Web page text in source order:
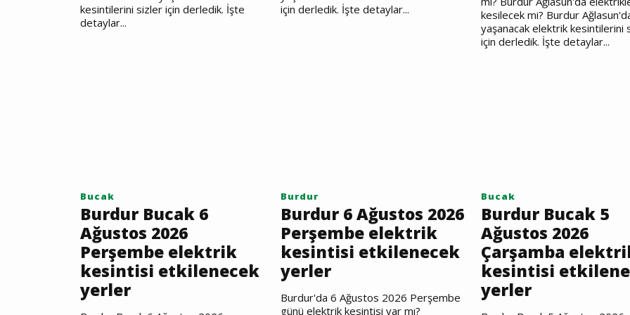
kesintilerini sizler için derledik. İşte
detaylar...
için derledik. İşte detaylar...
kesilecek mi? Burdur
yaşanacak elektrik kesintilerini
için derledik. İşte detaylar...
Bucak
Burdur Bucak 6
Ağustos 2026
Perşembe elektrik
kesintisi etkilenecek
yerler
Burdur
Burdur 6 Ağustos 2026
Perşembe elektrik
kesintisi etkilenecek
yerler
Burdur'da 6 Ağustos 2026 Perşembe
günü elektrik kesintisi var mı?
Bucak
Burdur Bucak 5
Ağustos 2026
Çarşamba
kesintisi
yerler